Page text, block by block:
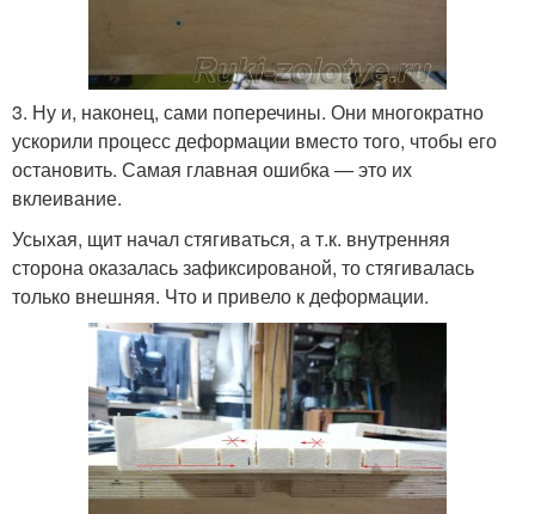
3. Ну и, наконец, сами поперечины. Они многократно
ускорили процесс деформации вместо того, чтобы его
остановить. Самая главная ошибка — это их
вклеивание.
Усыхая, щит начал стягиваться, а т.к. внутренняя
сторона оказалась зафиксированой, то стягивалась
только внешняя. Что и привело к деформации.